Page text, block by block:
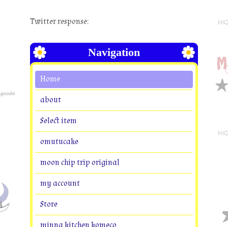
Twitter response:
Navigation
Home
about
Select item
omutucake
moon chip trip original
my account
Store